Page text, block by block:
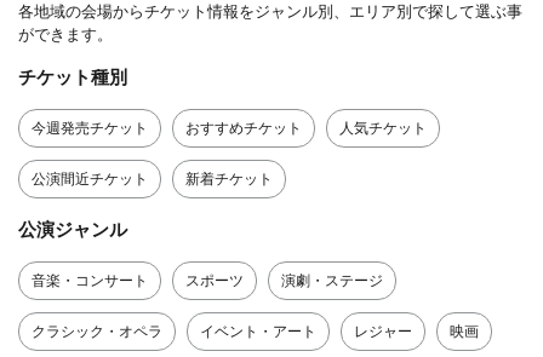
各地域の会場からチケット情報をジャンル別、エリア別で探して選ぶ事
ができます。
チケット種別
今週発売チケット おすすめチケット 人気チケット
公演間近チケット 新着チケット
公演ジャンル
音楽・コンサート スポーツ 演劇・ステージ
クラシック・オペラ イベント・アート レジャー 映画